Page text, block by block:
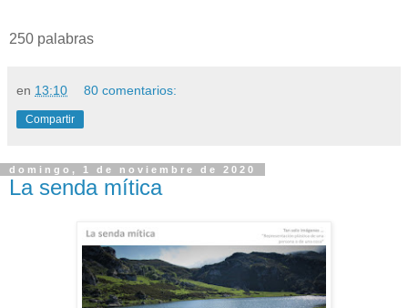
250 palabras
en 13:10 80 comentarios:
Compartir
domingo, 1 de noviembre de 2020
La senda mítica